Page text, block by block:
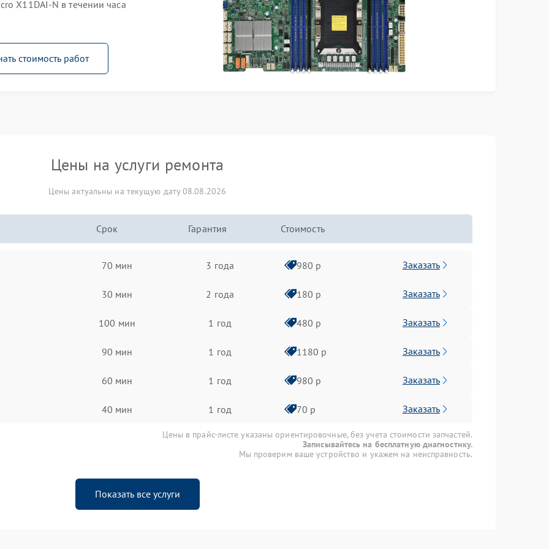
X11DAI-N в течении часа
стоимость работ
Цены на услуги ремонта
Цены актуальны на текущую дату 08.08.2026
Срок Гарантия Стоимость
70 мин 3 года 980 р Заказать
30 мин 2 года 180 р Заказать
100 мин 1 год 480 р Заказать
90 мин 1 год 1180 р Заказать
60 мин 1 год 980 р Заказать
40 мин 1 год 70 р Заказать
Цены в прайс-листе указаны ориентировочные, без учета стоимости запчастей.
Записывайтесь на бесплатную диагностику.
Мы проверим ваше устройство и укажем на неисправность.
Показать все услуги